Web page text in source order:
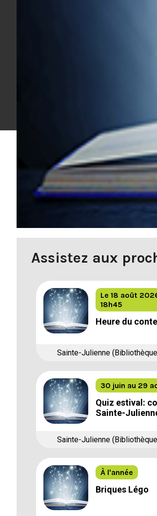
Assistez aux
Le 18 août
18h45
Heure du
Sainte-Julienne
30 juin au 29
Quiz estival:
Sainte-
Sainte-Julienne
À l'année
Briques Légo